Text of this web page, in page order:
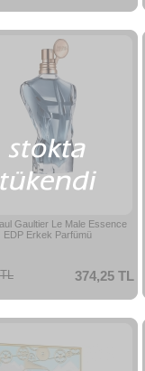
Gaultier Le Male Essence
EDP Erkek Parfümü
374,25 TL